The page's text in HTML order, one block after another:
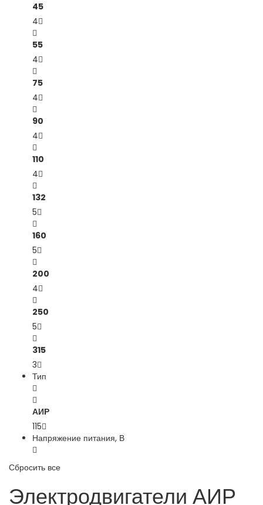
45
4
55
4
75
4
90
4
110
4
132
5
160
5
200
4
250
5
315
3
Тип
АИР
115
Напряжение питания, В
Сбросить все
Электродвигатели АИР